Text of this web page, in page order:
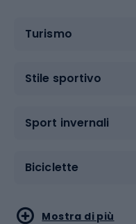
Turismo
Stile sportivo
Sport invernali
Biciclette
Sport acquatici
Sport di arti marziali
Mostra di più